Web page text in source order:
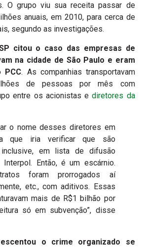
O grupo viu sua receita passar de
anuais, em 2010, para cerca de
segundo as investigações.
citou o caso das empresas de
na cidade de São Paulo e eram
PCC. As companhias transportavam
de pessoas por mês com
entre os acionistas ediretores da
o nome desses diretores em
que iria verificar que são
inclusive, em lista de difusão
Interpol. Então, é um escárnio.
foram prorrogados aí
etc., com aditivos. Essas
mais de R$1 bilhão por
só em subvenção”, disse
o crime organizado se